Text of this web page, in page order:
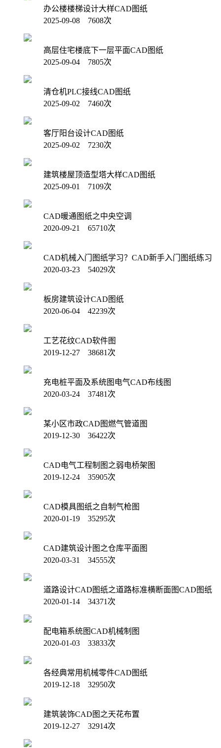
办公楼楼梯设计大样CAD图纸
2025-09-08 7608次
高层住宅楼底下一层平面CAD图纸
2025-09-04 7805次
清仓机PLC接线CAD图纸
2025-09-02 7460次
客厅阳台设计CAD图纸
2025-09-02 7230次
建筑楼屋顶造型塔大样CAD图纸
2025-09-01 7109次
CAD暖通图纸之中央空调
2020-09-21 65710次
CAD机械入门图纸学习？CAD新手入门图纸练习
2020-03-23 54029次
板房建筑设计CAD图纸
2020-06-04 42239次
工艺花纹CAD软件图
2019-12-27 38681次
充电桩平面及系统图电气CAD布线图
2020-03-24 37481次
某小区市政CAD图燃气管道图
2019-12-30 36422次
CAD电气工程制图之弱电桥架图
2019-12-24 35905次
CAD模具图纸之自制气枪图
2020-01-19 35295次
CAD建筑设计图之仓库平面图
2020-03-31 34555次
道路设计CAD图纸之道路标准横断面图CAD图纸
2020-01-14 34371次
配电箱系统图CAD机械制图
2020-01-03 33833次
各经典常用机械零件CAD图纸
2019-12-18 32950次
建筑装饰CAD图之天花布置
2019-12-27 32914次